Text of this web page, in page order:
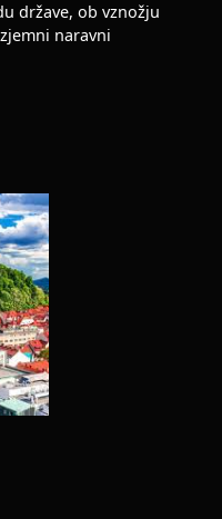
države, ob vznožju
naravni